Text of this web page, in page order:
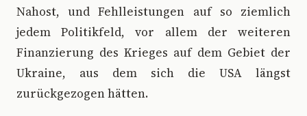
Nahost, und Fehlleistungen auf so ziemlich
jedem Politikfeld, vor allem der weiteren
Finanzierung des Krieges auf dem Gebiet der
Ukraine, aus dem sich die USA längst
zurückgezogen hätten.